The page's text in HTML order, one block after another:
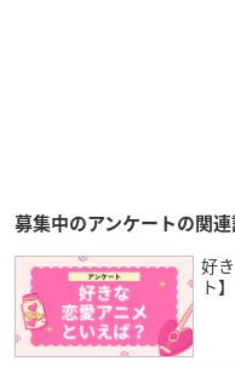
募集中のアンケートの関連
好
ト】